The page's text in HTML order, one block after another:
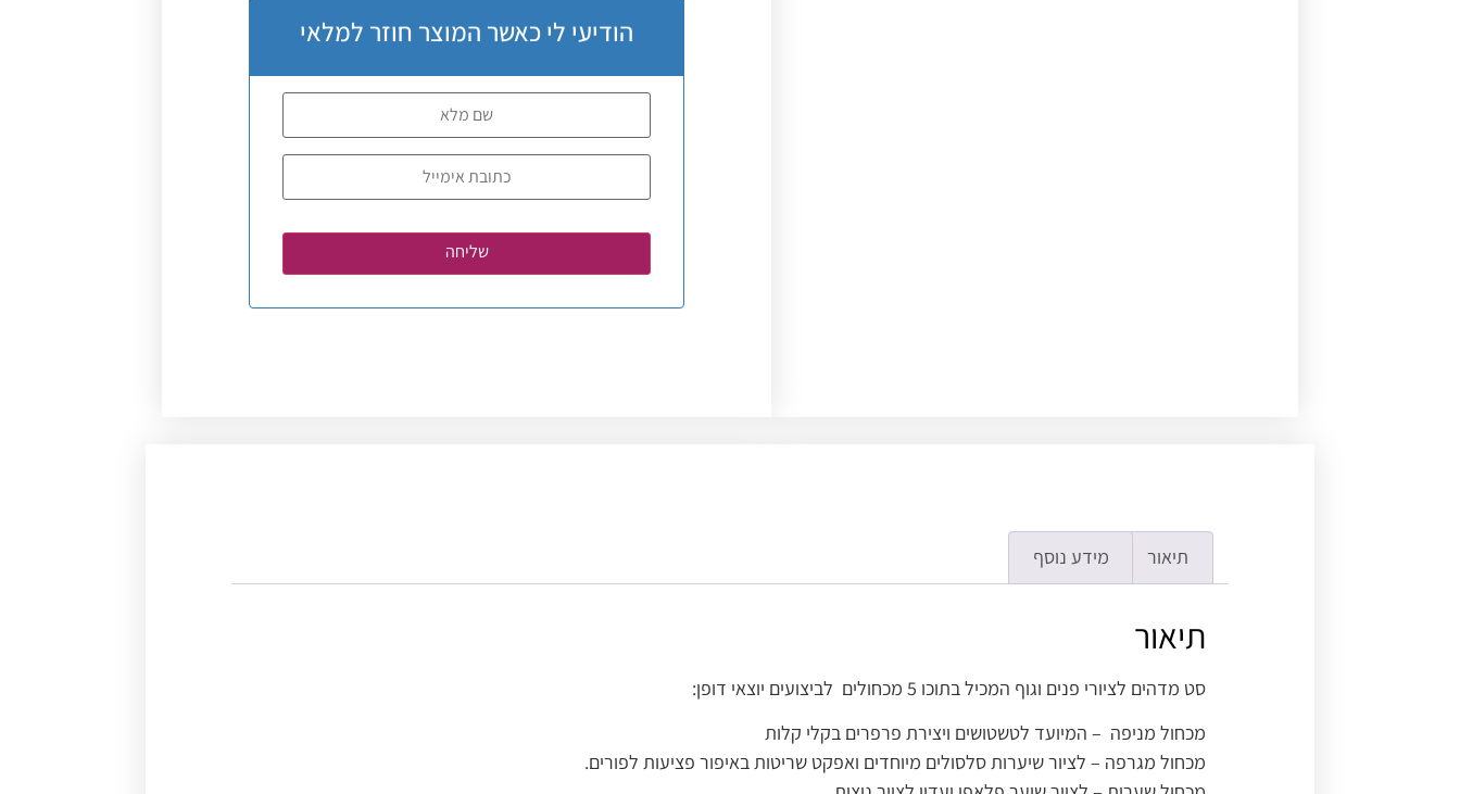
הודיעי לי כאשר המוצר חוזר למלאי
תיאור מידע נוסף
תיאור
סט מדהים לציורי פנים וגוף המכיל בתוכו 5 מכחולים לביצועים יוצאי דופן:
מכחול מניפה – המיועד לטשטושים ויצירת פרפרים בקלי קלות
מכחול מגרפה – לציור שיערות סלסולים מיוחדים ואפקט שריטות באיפור פציעות לפורים.